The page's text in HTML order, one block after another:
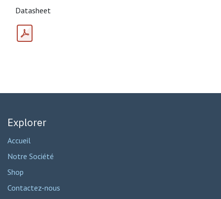
Datasheet
Explorer
Accueil
Notre Société
Shop
Contactez-nous